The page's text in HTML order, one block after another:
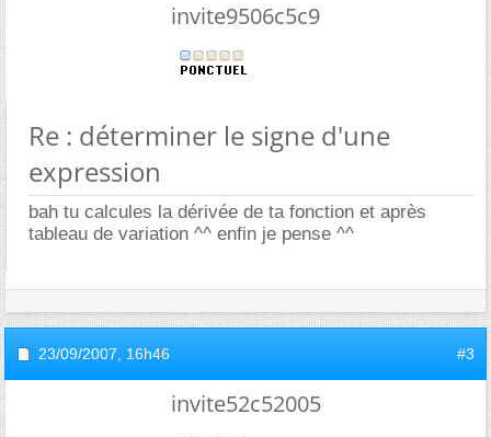
invite9506c5c9
Re : déterminer le signe d'une
expression
bah tu calcules la dérivée de ta fonction et après
tableau de variation ^^ enfin je pense ^^
23/09/2007, 16h46 #3
invite52c52005